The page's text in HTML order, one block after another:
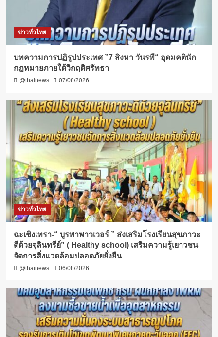
ข่าวทั่วไทย
บทความการปฏิรูปประเทศ ”7 สิงหา วันรพี“ อุดมคตินัก
กฎหมายภายใต้วิกฤติศรัทธา
@thainews 07/08/2026
ข่าวทั่วไทย
ฉะเชิงเทรา-​“ บูรพาพาวเวอร์ ” ส่งเสริมโรงเรียนสุขภาวะ
ดีด้วยจุลินทรีย์” ( Healthy school) เสริมความรู้เยาวชน
จัดการสิ่งแวดล้อมปลอดภัยยั่งยืน
@thainews 06/08/2026